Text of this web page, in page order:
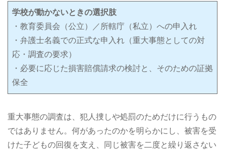
学校が動かないときの選択肢
・教育委員会（公立）／所轄庁（私立）への申入れ
・弁護士名義での正式な申入れ（重大事態としての対
応・調査の要求）
・必要に応じた損害賠償請求の検討と、そのための証拠
保全
重大事態の調査は、犯人捜しや処罰のためだけに行うもの
ではありません。何があったのかを明らかにし、被害を受
けた子どもの回復を支え、同じ被害を二度と繰り返さない